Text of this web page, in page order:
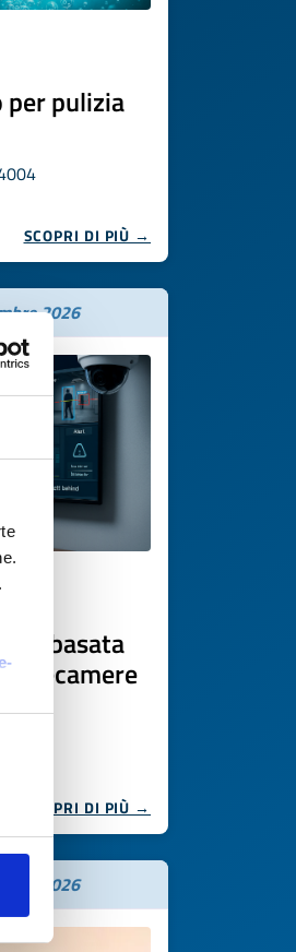
per pulizia
SCOPRI DI PIÙ →
2026
basata
telecamere
SCOPRI DI PIÙ →
2026